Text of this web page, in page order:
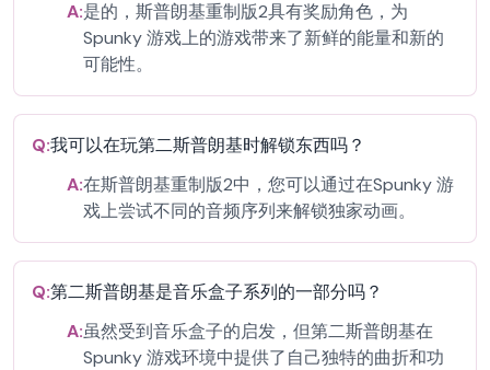
A:是的，斯普朗基重制版2具有奖励角色，为
Spunky 游戏上的游戏带来了新鲜的能量和新的
可能性。
Q:我可以在玩第二斯普朗基时解锁东西吗？
A:在斯普朗基重制版2中，您可以通过在Spunky 游
戏上尝试不同的音频序列来解锁独家动画。
Q:第二斯普朗基是音乐盒子系列的一部分吗？
A:虽然受到音乐盒子的启发，但第二斯普朗基在
Spunky 游戏环境中提供了自己独特的曲折和功